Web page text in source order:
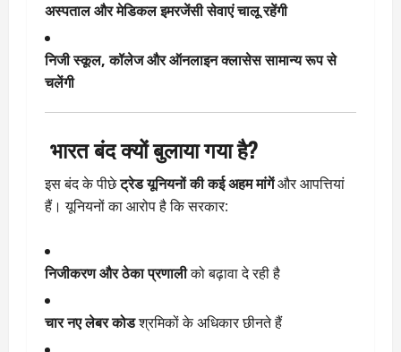
अस्पताल और मेडिकल इमरजेंसी सेवाएं चालू रहेंगी
निजी स्कूल, कॉलेज और ऑनलाइन क्लासेस सामान्य रूप से
चलेंगी
भारत बंद क्यों बुलाया गया है?
इस बंद के पीछेट्रेड यूनियनों की कई अहम मांगेंऔर आपत्तियां
हैं। यूनियनों का आरोप है कि सरकार:
निजीकरण और ठेका प्रणालीको बढ़ावा दे रही है
चार नए लेबर कोडश्रमिकों के अधिकार छीनते हैं